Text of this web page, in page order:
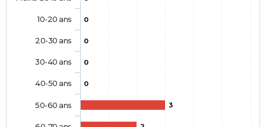
0
0
0
0
3
10-20 ans
20-30 ans
30-40 ans
40-50 ans
50-60 ans